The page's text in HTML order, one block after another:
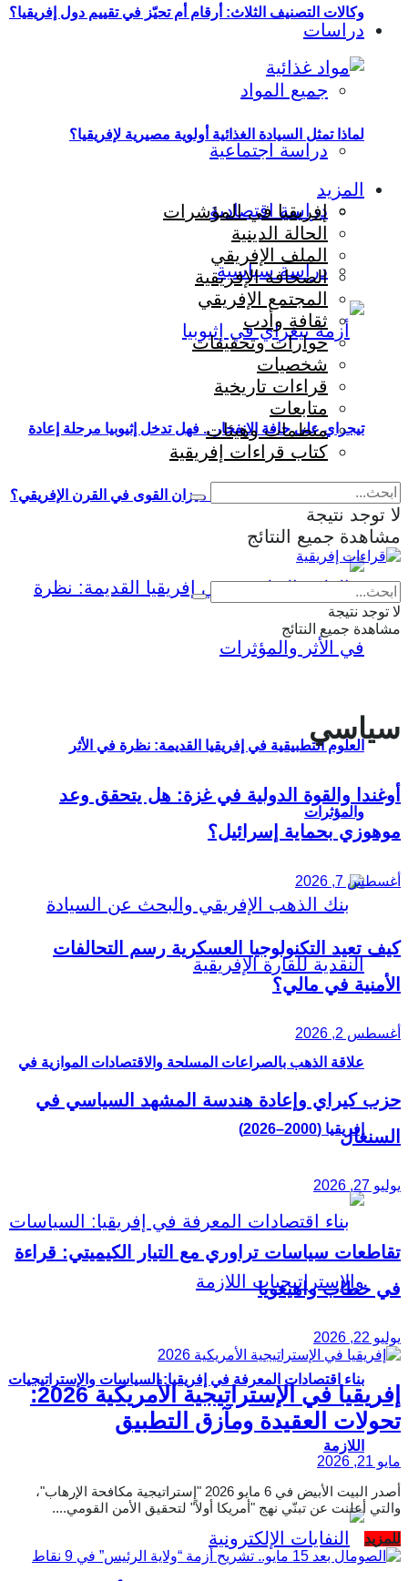
دراسات
جميع المواد
دراسة اجتماعية
دراسة اقتصادية
دراسة سياسية
تيجراي على حافة الانفجار .. فهل تدخل إثيوبيا مرحلة إعادة
إنتاج الحرب وإعادة تشكيل ميزان القوى في القرن الإفريقي؟
العلوم التطبيقية في إفريقيا القديمة: نظرة في الأثر
والمؤثرات
علاقة الذهب بالصراعات المسلحة والاقتصادات الموازية في
إفريقيا (2000–2026)
بناء اقتصادات المعرفة في إفريقيا: السياسات والإستراتيجيات
اللازمة
وكالات التصنيف الثلاث: أرقام أم تحيّز في تقييم دول إفريقيا؟
لماذا تمثل السيادة الغذائية أولوية مصيرية لإفريقيا؟
المزيد
إفريقيا في المؤشرات
الحالة الدينية
الملف الإفريقي
الصحافة الإفريقية
المجتمع الإفريقي
ثقافة وأدب
حوارات وتحقيقات
شخصيات
قراءات تاريخية
متابعات
منظمات وهيئات
كتاب قراءات إفريقية
لا توجد نتيجة
مشاهدة جميع النتائج
لا توجد نتيجة
مشاهدة جميع النتائج
سياسي
أوغندا والقوة الدولية في غزة: هل يتحقق وعد
موهوزي بحماية إسرائيل؟
أغسطس 7, 2026
كيف تعيد التكنولوجيا العسكرية رسم التحالفات
الأمنية في مالي؟
أغسطس 2, 2026
حزب كيراي وإعادة هندسة المشهد السياسي في
السنغال
يوليو 27, 2026
تقاطعات سياسات تراوري مع التيار الكيميتي: قراءة
في خطاب واهيغويا
يوليو 22, 2026
إفريقيا في الإستراتيجية الأمريكية 2026:
تحولات العقيدة ومآزق التطبيق
مايو 21, 2026
أصدر البيت الأبيض في 6 مايو 2026 "إستراتيجية مكافحة الإرهاب"،
والتي أعلنت عن تبنّي نهج "أمريكا أولاً" لتحقيق الأمن القومي....
للمزيدDetails